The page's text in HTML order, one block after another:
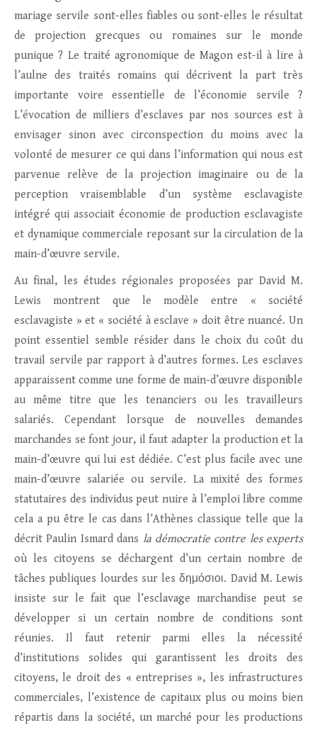
mariage servile sont-elles fiables ou sont-elles le résultat
de projection grecques ou romaines sur le monde
punique ? Le traité agronomique de Magon est-il à lire à
l’aulne des traités romains qui décrivent la part très
importante voire essentielle de l’économie servile ?
L’évocation de milliers d’esclaves par nos sources est à
envisager sinon avec circonspection du moins avec la
volonté de mesurer ce qui dans l’information qui nous est
parvenue relève de la projection imaginaire ou de la
perception vraisemblable d’un système esclavagiste
intégré qui associait économie de production esclavagiste
et dynamique commerciale reposant sur la circulation de la
main-d’œuvre servile.
Au final, les études régionales proposées par David M.
Lewis montrent que le modèle entre « société
esclavagiste » et « société à esclave » doit être nuancé. Un
point essentiel semble résider dans le choix du coût du
travail servile par rapport à d’autres formes. Les esclaves
apparaissent comme une forme de main-d’œuvre disponible
au même titre que les tenanciers ou les travailleurs
salariés. Cependant lorsque de nouvelles demandes
marchandes se font jour, il faut adapter la production et la
main-d’œuvre qui lui est dédiée. C’est plus facile avec une
main-d’œuvre salariée ou servile. La mixité des formes
statutaires des individus peut nuire à l’emploi libre comme
cela a pu être le cas dans l’Athènes classique telle que la
décrit Paulin Ismard dans la démocratie contre les experts
où les citoyens se déchargent d’un certain nombre de
tâches publiques lourdes sur les δημόσιοι. David M. Lewis
insiste sur le fait que l’esclavage marchandise peut se
développer si un certain nombre de conditions sont
réunies. Il faut retenir parmi elles la nécessité
d’institutions solides qui garantissent les droits des
citoyens, le droit des « entreprises », les infrastructures
commerciales, l’existence de capitaux plus ou moins bien
répartis dans la société, un marché pour les productions